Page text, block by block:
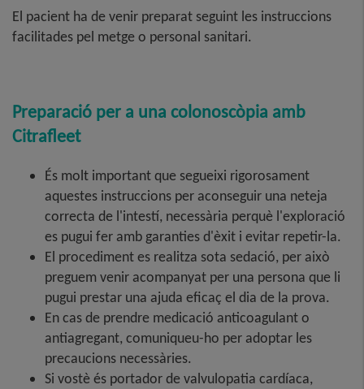
El pacient ha de venir preparat seguint les instruccions
facilitades pel metge o personal sanitari.
Preparació per a una colonoscòpia amb
Citrafleet
És molt important que segueixi rigorosament
aquestes instruccions per aconseguir una neteja
correcta de l'intestí, necessària perquè l'exploració
es pugui fer amb garanties d'èxit i evitar repetir-la.
El procediment es realitza sota sedació, per això
preguem venir acompanyat per una persona que li
pugui prestar una ajuda eficaç el dia de la prova.
En cas de prendre medicació anticoagulant o
antiagregant, comuniqueu-ho per adoptar les
precaucions necessàries.
Si vostè és portador de valvulopatia cardíaca,